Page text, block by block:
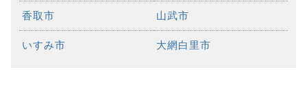
香取市 山武市
いすみ市 大網白里市